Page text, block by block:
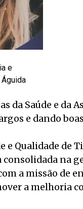
e
da Saúde e da
e dando
e Qualidade de
na
a missão de
a melhoria